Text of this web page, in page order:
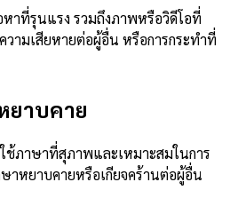
าที่รุนแรง รวมถึงภาพหรือวิดีโอที่
วามเสียหายต่อผู้อื่น หรือการกระทำที่
ยาบคาย
ช้ภาษาที่สุภาพและเหมาะสมในการ
าหยาบคายหรือเกียจคร้านต่อผู้อื่น